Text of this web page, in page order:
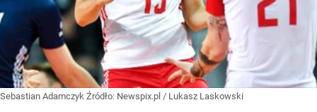
Sebastian Adamczyk Źródło: Newspix.pl / Lukasz Laskowski